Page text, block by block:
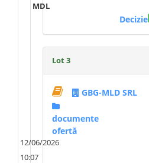
MDL
Decizie
Lot 3
GBG-MLD SRL
documente
ofertă
12/06/2026
10:07